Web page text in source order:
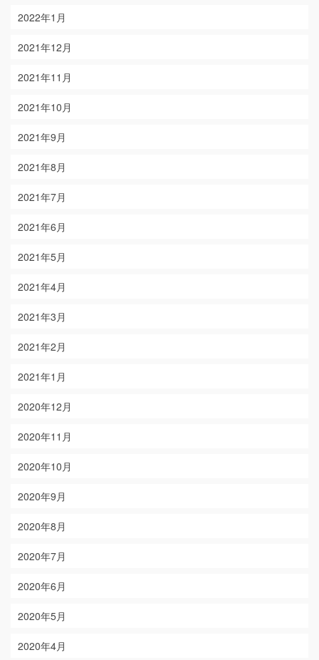
2022年1月
2021年12月
2021年11月
2021年10月
2021年9月
2021年8月
2021年7月
2021年6月
2021年5月
2021年4月
2021年3月
2021年2月
2021年1月
2020年12月
2020年11月
2020年10月
2020年9月
2020年8月
2020年7月
2020年6月
2020年5月
2020年4月